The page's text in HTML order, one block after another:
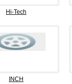
Hi-Tech
INCH